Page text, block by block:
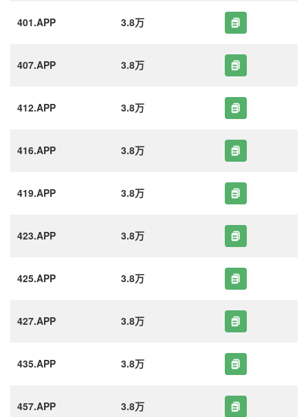
401.APP 3.8万
407.APP 3.8万
412.APP 3.8万
416.APP 3.8万
419.APP 3.8万
423.APP 3.8万
425.APP 3.8万
427.APP 3.8万
435.APP 3.8万
457.APP 3.8万